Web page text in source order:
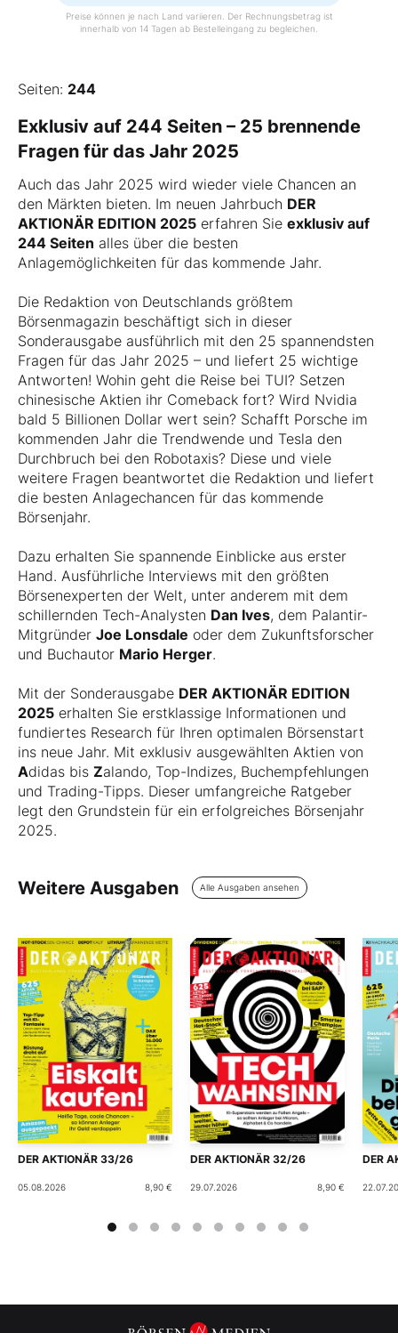
Preise können je nach Land variieren. Der Rechnungsbetrag ist
innerhalb von 14 Tagen ab Bestelleingang zu begleichen.
Seiten: 244
Exklusiv auf 244 Seiten – 25 brennende
Fragen für das Jahr 2025
Auch das Jahr 2025 wird wieder viele Chancen an
den Märkten bieten. Im neuen Jahrbuch DER
AKTIONÄR EDITION 2025 erfahren Sie exklusiv auf
244 Seiten alles über die besten
Anlagemöglichkeiten für das kommende Jahr.
Die Redaktion von Deutschlands größtem
Börsenmagazin beschäftigt sich in dieser
Sonderausgabe ausführlich mit den 25 spannendsten
Fragen für das Jahr 2025 – und liefert 25 wichtige
Antworten! Wohin geht die Reise bei TUI? Setzen
chinesische Aktien ihr Comeback fort? Wird Nvidia
bald 5 Billionen Dollar wert sein? Schafft Porsche im
kommenden Jahr die Trendwende und Tesla den
Durchbruch bei den Robotaxis? Diese und viele
weitere Fragen beantwortet die Redaktion und liefert
die besten Anlagechancen für das kommende
Börsenjahr.
Dazu erhalten Sie spannende Einblicke aus erster
Hand. Ausführliche Interviews mit den größten
Börsenexperten der Welt, unter anderem mit dem
schillernden Tech-Analysten Dan Ives, dem Palantir-
Mitgründer Joe Lonsdale oder dem Zukunftsforscher
und Buchautor Mario Herger.
Mit der Sonderausgabe DER AKTIONÄR EDITION
2025 erhalten Sie erstklassige Informationen und
fundiertes Research für Ihren optimalen Börsenstart
ins neue Jahr. Mit exklusiv ausgewählten Aktien von
Adidas bis Zalando, Top-Indizes, Buchempfehlungen
und Trading-Tipps. Dieser umfangreiche Ratgeber
legt den Grundstein für ein erfolgreiches Börsenjahr
2025.
Weitere Ausgaben Alle Ausgaben ansehen
DER AKTIONÄR 33/26
05.08.2026 8,90 €
DER AKTIONÄR 32/26
29.07.2026 8,90 €
DER